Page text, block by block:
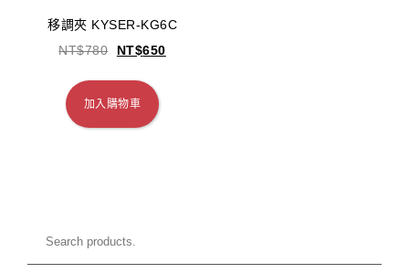
移調夾 KYSER-KG6C
NT$780 NT$650
加入購物車